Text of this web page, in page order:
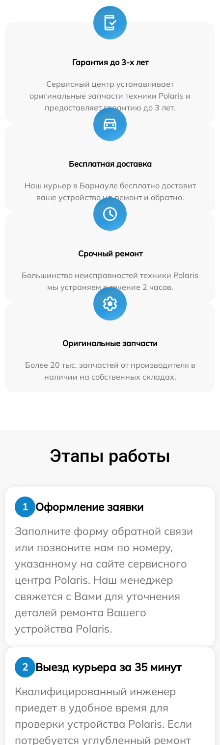
Гарантия до 3-х лет
Сервисный центр устанавливает
оригинальные запчасти техники Polaris и
предоставляет гарантию до 3 лет.
Бесплатная доставка
Наш курьер в Барнауле бесплатно доставит
ваше устройство на ремонт и обратно.
Срочный ремонт
Большинство неисправностей техники Polaris
мы устраняем в течение 2 часов.
Оригинальные запчасти
Более 20 тыс. запчастей от производителя в
наличии на собственных складах.
Этапы работы
1
Оформление заявки
Заполните форму обратной связи
или позвоните нам по номеру,
указанному на сайте сервисного
центра Polaris. Наш менеджер
свяжется с Вами для уточнения
деталей ремонта Вашего
устройства Polaris.
2
Выезд курьера за 35 минут
Квалифицированный инженер
приедет в удобное время для
проверки устройства Polaris. Если
потребуется углубленный ремонт